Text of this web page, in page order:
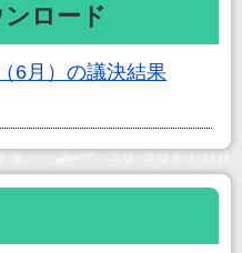
ロード
6月）の議決結果